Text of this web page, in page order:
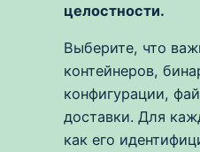
целостности.
Выберите, что
контейнеров,
конфигурации,
доставки. Для
как его